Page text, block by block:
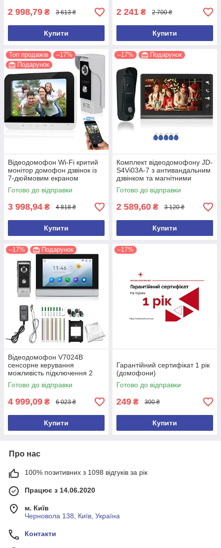
2 998,79 ₴ 3 613 ₴
Купити
2 241 ₴ 2 700 ₴
Купити
Топ продажів
–17%
Подарунок
Відеодомофон Wi-Fi критий
монітор домофон дзвінок із
7-дюймовим екраном
GAMWATER AHD-V70MGM
Готово до відправки
3 998,94 ₴ 4 818 ₴
Купити
–17% Подарунок
Комплект відеодомофону JD-
S4Vi03A-7 з антивандальним
дзвінком та магнітними
ключами
Готово до відправки
2 589,60 ₴ 3 120 ₴
Купити
–17% Подарунок
Відеодомофон V7024B
сенсорне керування
можливість підключення 2
замків + відеоспостереження
Готово до відправки
4 999,09 ₴ 6 023 ₴
Купити
–17%
Гарантійний сертифікат 1 рік
(домофони)
Готово до відправки
249 ₴ 300 ₴
Купити
Про нас
100% позитивних з 1098 відгуків за рік
Працює з 14.06.2020
м. Київ
Черновола 138, Київ, Україна
Контакти